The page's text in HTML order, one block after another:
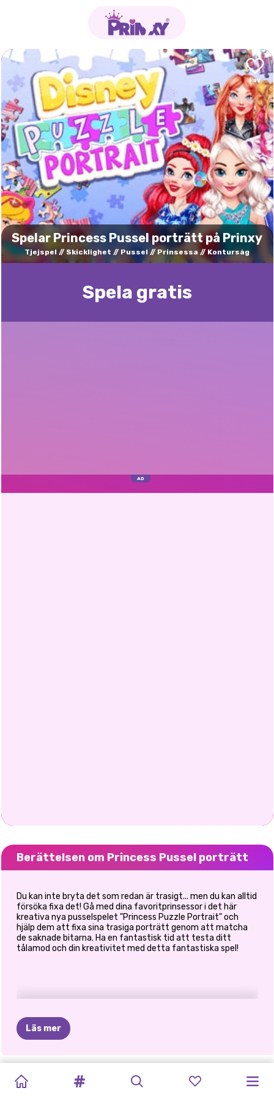
Spelar Princess Pussel porträtt på Prinxy
Tjejspel Skicklighet Pussel Prinsessa Kontursåg
Spela gratis
Berättelsen om Princess Pussel porträtt
Du kan inte bryta det som redan är trasigt... men du kan alltid
försöka fixa det! Gå med dina favoritprinsessor i det här
kreativa nya pusselspelet "Princess Puzzle Portrait" och
hjälp dem att fixa sina trasiga porträtt genom att matcha
de saknade bitarna. Ha en fantastisk tid att testa ditt
tålamod och din kreativitet med detta fantastiska spel!
Läs mer
GLITTERFEST
HÖSTMODE
SOMMARENS
ESTETIK
RAINBOW
TRENDER:
PRINSESSANS
HEMLAND
PRINCESS
VALENTINE'S
ENHÖRNINGAR
OCH
PRINCESS
OLLIE